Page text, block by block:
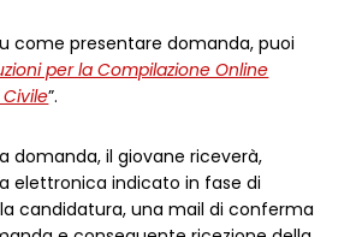
come presentare domanda, puoi
per la Compilazione Online
”.
domanda, il giovane riceverà,
elettronica indicato in fase di
candidatura, una mail di conferma